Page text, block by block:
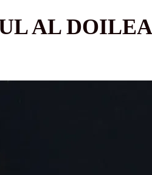
AL DOILEA